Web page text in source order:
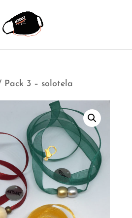
3 – solotela